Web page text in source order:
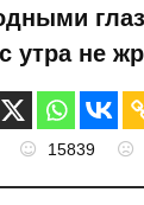
утра не
15839